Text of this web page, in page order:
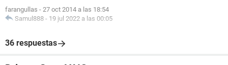
farangullas - 27 oct 2014 a las 18:54
Samul888 - 19 jul 2022 a las 00:05
36 respuestas